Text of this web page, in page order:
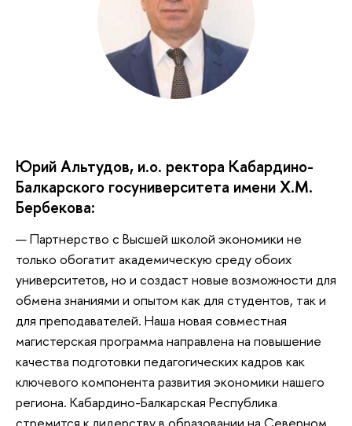
Юрий Альтудов, и.о. ректора Кабардино-
Балкарского госуниверситета имени Х.М.
Бербекова:
— Партнерство с Высшей школой экономики не
только обогатит академическую среду обоих
университетов, но и создаст новые возможности для
обмена знаниями и опытом как для студентов, так и
для преподавателей. Наша новая совместная
магистерская программа направлена на повышение
качества подготовки педагогических кадров как
ключевого компонента развития экономики нашего
региона. Кабардино-Балкарская Республика
стремится к лидерству в образовании на Северном